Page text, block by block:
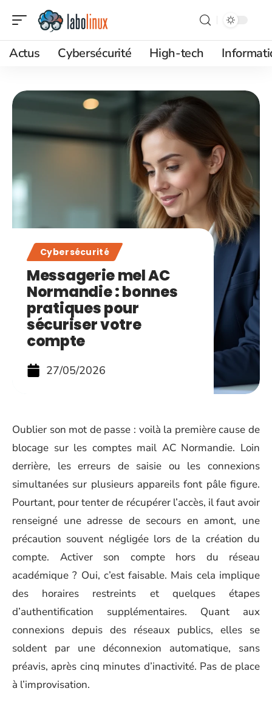
Actus Cybersécurité High-tech
Cybersécurité
Messagerie mel AC
Normandie : bonnes
pratiques pour
sécuriser votre
compte
27/05/2026
Oublier son mot de passe : voilà la première cause de
blocage sur les comptes mail AC Normandie. Loin
derrière, les erreurs de saisie ou les connexions
simultanées sur plusieurs appareils font pâle figure.
Pourtant, pour tenter de récupérer l’accès, il faut avoir
renseigné une adresse de secours en amont, une
précaution souvent négligée lors de la création du
compte. Activer son compte hors du réseau
académique ? Oui, c’est faisable. Mais cela implique
des horaires restreints et quelques étapes
d’authentification supplémentaires. Quant aux
connexions depuis des réseaux publics, elles se
soldent par une déconnexion automatique, sans
préavis, après cinq minutes d’inactivité. Pas de place
à l’improvisation.